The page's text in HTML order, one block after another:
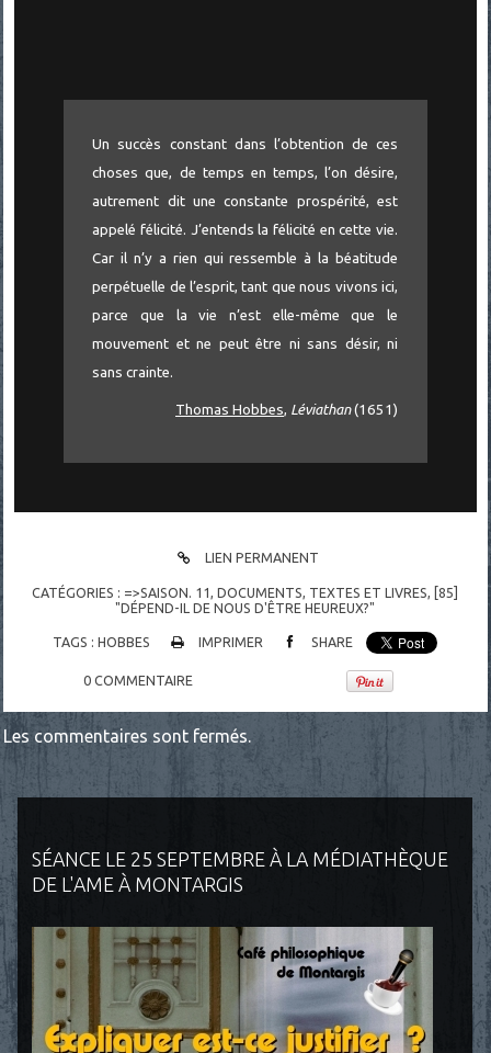
SÉANCE LE 25 SEPTEMBRE À LA MÉDIATHÈQUE
DE L'AME À MONTARGIS
Un succès constant dans l’obtention de ces
choses que, de temps en temps, l’on désire,
autrement dit une constante prospérité, est
appelé félicité. J’entends la félicité en cette vie.
Car il n’y a rien qui ressemble à la béatitude
perpétuelle de l’esprit, tant que nous vivons ici,
parce que la vie n’est elle-même que le
mouvement et ne peut être ni sans désir, ni
sans crainte.
Thomas Hobbes, Léviathan(1651)
LIEN PERMANENT
CATÉGORIES : =>SAISON. 11,DOCUMENTS, TEXTES ET LIVRES, [85]
"DÉPEND-IL DE NOUS D'ÊTRE HEUREUX?"
TAGS :HOBBES IMPRIMER SHARE
0 COMMENTAIRE
Les commentaires sont fermés.